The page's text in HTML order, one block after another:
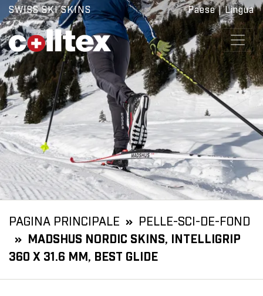
SWISS SKI SKINS Paese|Lingua
PAGINA PRINCIPALE
PELLE-SCI-DE-FOND
MADSHUS NORDIC SKINS, INTELLIGRIP
360 X 31.6 MM, BEST GLIDE